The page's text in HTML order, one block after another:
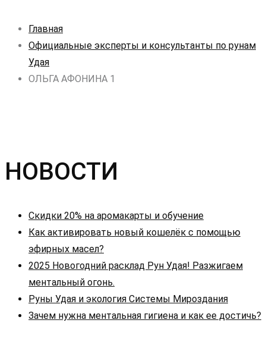
Главная
Официальные эксперты и консультанты по рунам
Удая
ОЛЬГА АФОНИНА 1
НОВОСТИ
Скидки 20% на аромакарты и обучение
Как активировать новый кошелёк с помощью
эфирных масел?
2025 Новогодний расклад Рун Удая! Разжигаем
ментальный огонь.
Руны Удая и экология Системы Мироздания
Зачем нужна ментальная гигиена и как ее достичь?